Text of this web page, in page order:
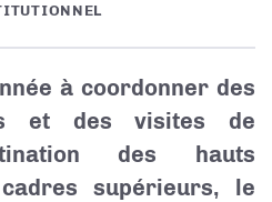
à coordonner des
et des visites de
des hauts
supérieurs, le